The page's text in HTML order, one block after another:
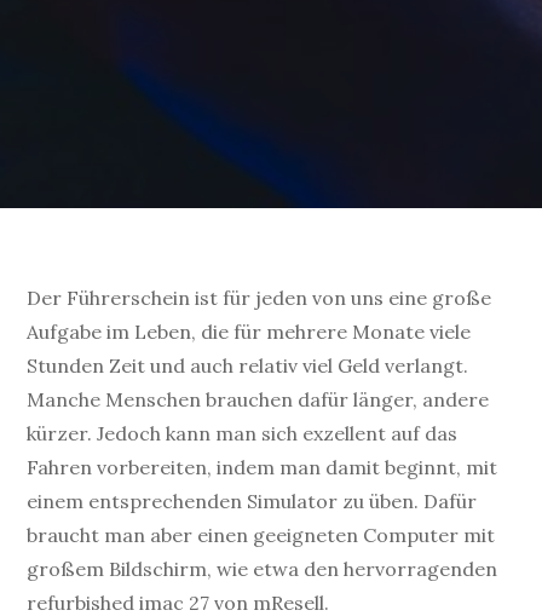
Der Führerschein ist für jeden von uns eine große
Aufgabe im Leben, die für mehrere Monate viele
Stunden Zeit und auch relativ viel Geld verlangt.
Manche Menschen brauchen dafür länger, andere
kürzer. Jedoch kann man sich exzellent auf das
Fahren vorbereiten, indem man damit beginnt, mit
einem entsprechenden Simulator zu üben. Dafür
braucht man aber einen geeigneten Computer mit
großem Bildschirm, wie etwa den hervorragenden
refurbished imac 27 von mResell.